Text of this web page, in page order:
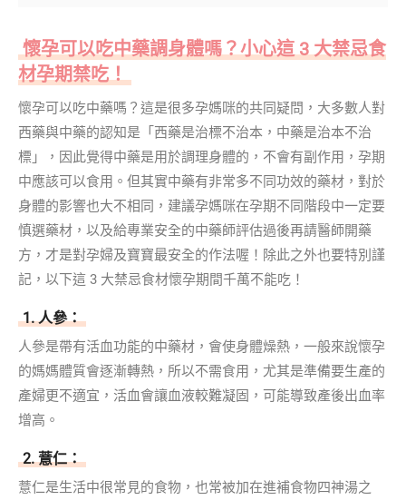
懷孕可以吃中藥調身體嗎？小心這 3 大禁忌食
材孕期禁吃！
懷孕可以吃中藥嗎？這是很多孕媽咪的共同疑問，大多數人對
西藥與中藥的認知是「西藥是治標不治本，中藥是治本不治
標」，因此覺得中藥是用於調理身體的，不會有副作用，孕期
中應該可以食用。但其實中藥有非常多不同功效的藥材，對於
身體的影響也大不相同，建議孕媽咪在孕期不同階段中一定要
慎選藥材，以及給專業安全的中藥師評估過後再請醫師開藥
方，才是對孕婦及寶寶最安全的作法喔！除此之外也要特別謹
記，以下這 3 大禁忌食材懷孕期間千萬不能吃！
1. 人參：
人參是帶有活血功能的中藥材，會使身體燥熱，一般來說懷孕
的媽媽體質會逐漸轉熱，所以不需食用，尤其是準備要生產的
產婦更不適宜，活血會讓血液較難凝固，可能導致產後出血率
增高。
2. 薏仁：
薏仁是生活中很常見的食物，也常被加在進補食物四神湯之